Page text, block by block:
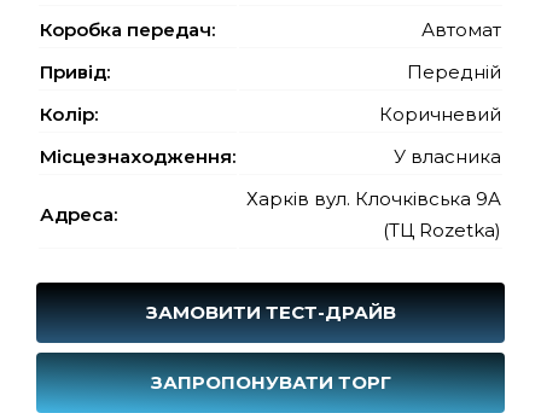
Коробка передач:
Автомат
Привід:
Передній
Колір:
Коричневий
Місцезнаходження:
У власника
Адреса:
Харків вул. Клочківська 9A
(ТЦ Rozetka)
ЗАМОВИТИ ТЕСТ-ДРАЙВ
ЗАПРОПОНУВАТИ ТОРГ